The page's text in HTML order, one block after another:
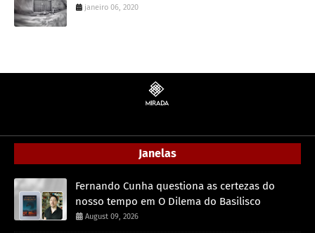
janeiro 06, 2020
Janelas
Fernando Cunha questiona as certezas do
nosso tempo em O Dilema do Basilisco
August 09, 2026